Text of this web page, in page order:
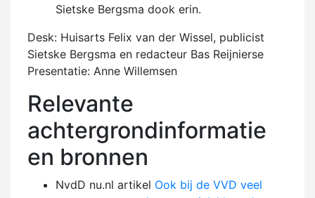
Sietske Bergsma dook erin.
Desk: Huisarts Felix van der Wissel, publicist
Sietske Bergsma en redacteur Bas Reijnierse
Presentatie: Anne Willemsen
Relevante
achtergrondinformatie
en bronnen
NvdD nu.nl artikel Ook bij de VVD veel